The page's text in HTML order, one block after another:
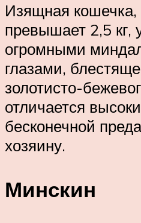
Изящная кошечка,
превышает 2,5 кг,
огромными
глазами,
золотисто-
отличается
бесконечной
хозяину.
Минскин